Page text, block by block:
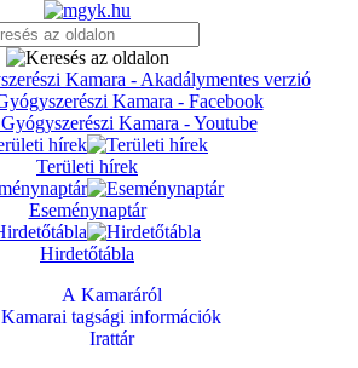
Területi hírek
Eseménynaptár
Hirdetőtábla
A Kamaráról
Kamarai tagsági információk
Irattár